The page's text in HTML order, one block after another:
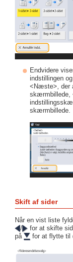
Endvidere
indstillingen
<Næste>, der
skærmbillede,
skærmbillede.
Skift af sider
Når en vist liste
/
for at skifte
på
for at flytte til